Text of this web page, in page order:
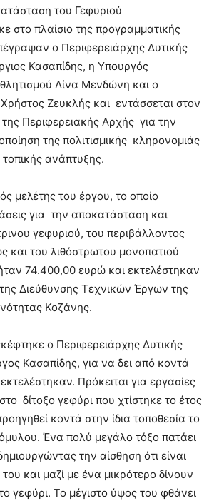
του Γεφυριού
στο πλαίσιο της προγραμματικής
ο Περιφερειάρχης Δυτικής
Κασαπίδης, η Υπουργός
Λίνα Μενδώνη και ο
Ζευκλής και εντάσσεται στον
Περιφερειακής Αρχής για την
της πολιτισμικής κληρονομιάς
ανάπτυξης.
μελέτης του έργου, το οποίο
για την αποκατάσταση και
γεφυριού, του περιβάλλοντος
και του λιθόστρωτου μονοπατιού
74.400,00 ευρώ και εκτελέστηκαν
Διεύθυνσης Τεχνικών Έργων της
Κοζάνης.
o Περιφερειάρχης Δυτικής
Κασαπίδης, για να δει από κοντά
Πρόκειται για εργασίες
δίτοξο γεφύρι που χτίστηκε το έτος
κοντά στην ίδια τοποθεσία το
Ένα πολύ μεγάλο τόξο πατάει
την αίσθηση ότι είναι
και μαζί με ένα μικρότερο δίνουν
γεφύρι. Το μέγιστο ύψος του φθάνει